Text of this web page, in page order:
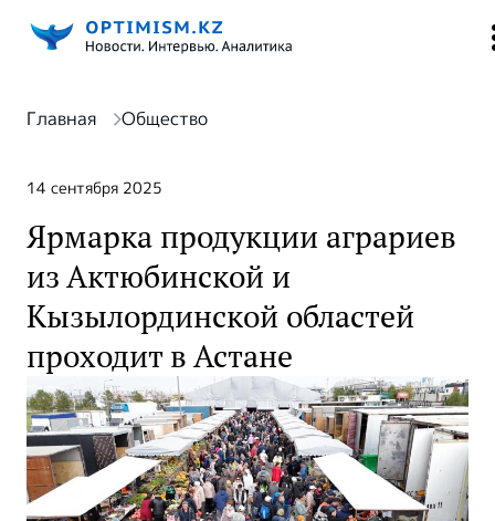
Главная Общество
14 сентября 2025
Ярмарка продукции аграриев
из Актюбинской и
Кызылординской областей
проходит в Астане